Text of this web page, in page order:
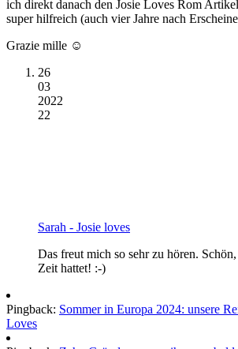
ich direkt danach den Josie Loves Rom
super hilfreich (auch vier Jahre nach
Grazie mille ☺️
26
03
2022
22
Sarah - Josie loves
Das freut mich so sehr zu hören.
Zeit hattet! :-)
Pingback: Sommer in Europa 2024: unsere
Loves